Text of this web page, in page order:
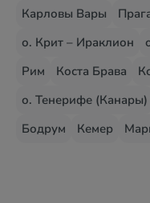
Карловы Вары
о. Крит – Ираклион
Рим
Коста Брава
о. Тенерифе (Канары)
Бодрум
Кемер